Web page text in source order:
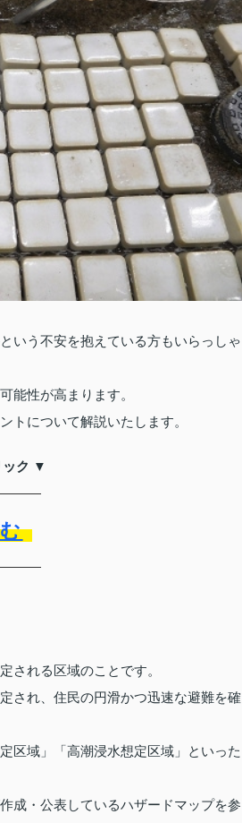
いう不安を抱えている方もいらっしゃ
能性が高まります。
トについて解説いたします。
ック ▼
される区域のことです。
され、住民の円滑かつ迅速な避難を確
区域」「高潮浸水想定区域」といった
成・公表しているハザードマップを参